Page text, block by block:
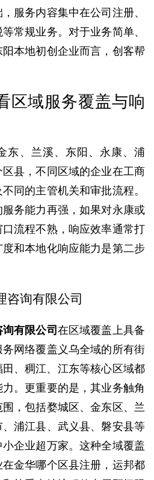
服务内容集中在公司注册、
常规业务。对于业务简单、
本地初创企业而言，创客帮
区域服务覆盖与响
东、兰溪、东阳、永康、浦
县，不同区域的企业在工商
同的主管机关和审批流程。
务能力再强，如果对永康或
流程不熟，响应效率通常打
和本地化响应能力是第二步
咨询有限公司
有限公司 在区域覆盖上具备
网络覆盖义乌全域的所有街
、稠江、江东等核心区域都
。更重要的是，其业务触角
，包括婺城区、金东区、兰
浦江县、武义县、磐安县等
企业超万家。这种全域覆盖
金华哪个区县注册，运邦都